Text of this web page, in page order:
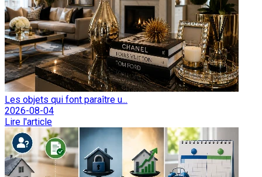
Les objets qui font paraître u...
2026-08-04
Lire l'article